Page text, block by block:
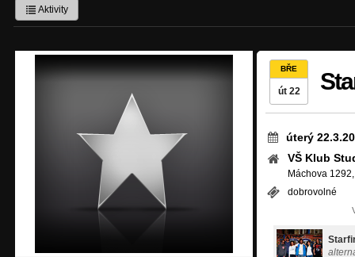
Aktivity
BŘE
út 22
úterý
VŠ Klub
Máchova
dobrovolné